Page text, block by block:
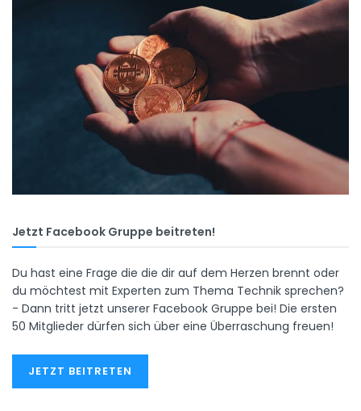
Jetzt Facebook Gruppe beitreten!
Du hast eine Frage die die dir auf dem Herzen brennt oder
du möchtest mit Experten zum Thema Technik sprechen?
- Dann tritt jetzt unserer Facebook Gruppe bei! Die ersten
50 Mitglieder dürfen sich über eine Überraschung freuen!
JETZT BEITRETEN